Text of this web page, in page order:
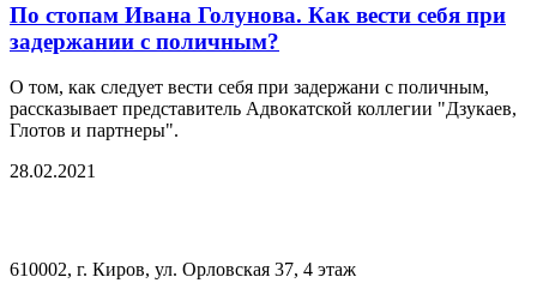
По стопам Ивана Голунова. Как вести себя при
задержании с поличным?
О том, как следует вести себя при задержани с поличным,
рассказывает представитель Адвокатской коллегии "Дзукаев,
Глотов и партнеры".
28.02.2021
610002, г. Киров, ул. Орловская 37, 4 этаж